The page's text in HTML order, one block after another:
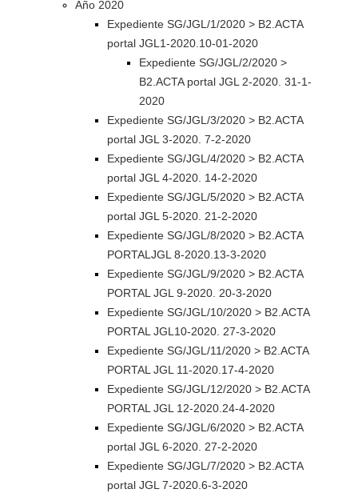
Año 2020
Expediente SG/JGL/1/2020 > B2.ACTA
portal JGL1-2020.10-01-2020
Expediente SG/JGL/2/2020 >
B2.ACTA portal JGL 2-2020. 31-1-
2020
Expediente SG/JGL/3/2020 > B2.ACTA
portal JGL 3-2020. 7-2-2020
Expediente SG/JGL/4/2020 > B2.ACTA
portal JGL 4-2020. 14-2-2020
Expediente SG/JGL/5/2020 > B2.ACTA
portal JGL 5-2020. 21-2-2020
Expediente SG/JGL/8/2020 > B2.ACTA
PORTALJGL 8-2020.13-3-2020
Expediente SG/JGL/9/2020 > B2.ACTA
PORTAL JGL 9-2020. 20-3-2020
Expediente SG/JGL/10/2020 > B2.ACTA
PORTAL JGL10-2020. 27-3-2020
Expediente SG/JGL/11/2020 > B2.ACTA
PORTAL JGL 11-2020.17-4-2020
Expediente SG/JGL/12/2020 > B2.ACTA
PORTAL JGL 12-2020.24-4-2020
Expediente SG/JGL/6/2020 > B2.ACTA
portal JGL 6-2020. 27-2-2020
Expediente SG/JGL/7/2020 > B2.ACTA
portal JGL 7-2020.6-3-2020